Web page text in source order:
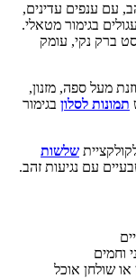
עם ענפים עדינים,
בגימור מטאלי.
ברק נקי, עומק
מעל ספה, מזנון,
תמונות לסלון בגימור
שלשות
עם נגיעות זהב.
וחמים
שולחן אוכל